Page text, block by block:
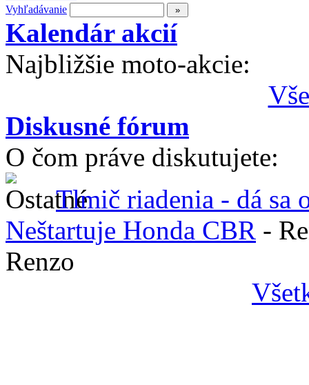
Vyhľadávanie
Kalendár akcií
Najbližšie moto-akcie:
Diskusné fórum
O čom práve diskutujete:
Tlmič riadenia - dá sa
Neštartuje Honda CBR -
Renzo